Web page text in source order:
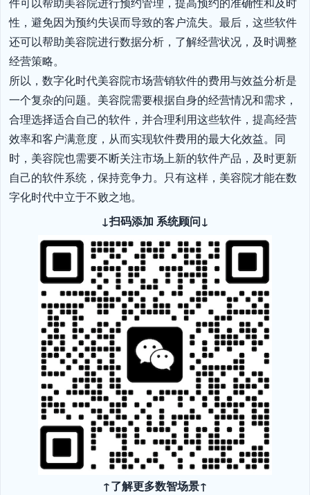
性，避免因为预约失误而导致的客户流失。最后，这些软件
还可以帮助美容院进行数据分析，了解经营状况，及时调整
经营策略。
所以，数字化时代美容院市场营销软件的费用与效益分析是
一个复杂的问题。美容院需要根据自身的经营情况和需求，
合理选择适合自己的软件，并合理利用这些软件，提高经营
效率和客户满意度，从而实现软件费用的最大化效益。同
时，美容院也需要不断关注市场上新的软件产品，及时更新
自己的软件系统，保持竞争力。只有这样，美容院才能在数
字化时代中立于不败之地。
↓扫码添加 系统顾问↓
↑了解更多数智场景↑